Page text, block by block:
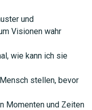
und
Visionen wahr
wie kann ich sie
stellen, bevor
Momenten und Zeiten